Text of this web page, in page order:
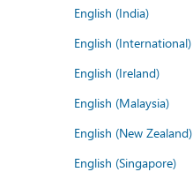
English (India)
English (International)
English (Ireland)
English (Malaysia)
English (New Zealand)
English (Singapore)